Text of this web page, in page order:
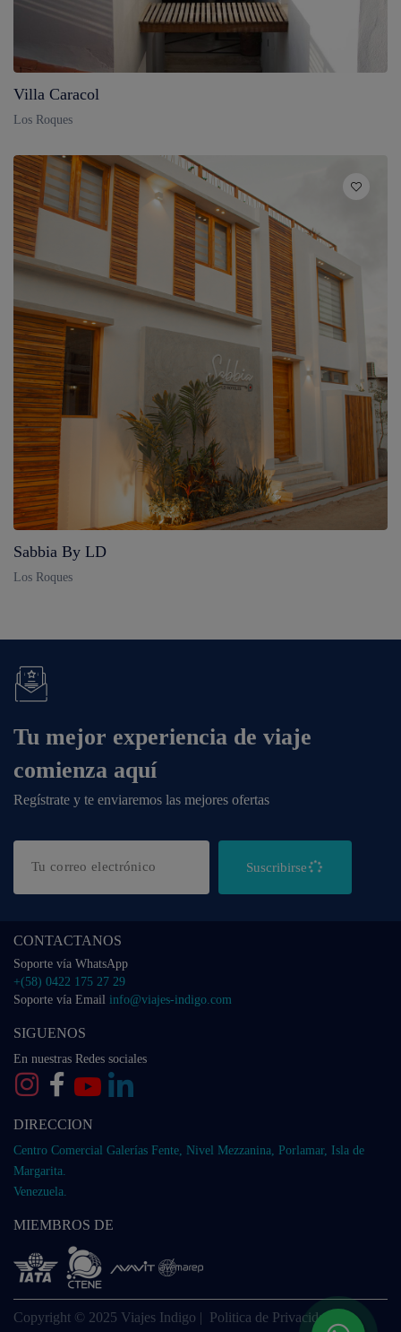
Villa Caracol
Los Roques
Sabbia By LD
Los Roques
Tu mejor experiencia de viaje
comienza aquí
Regístrate y te enviaremos las mejores ofertas
Suscribirse
CONTACTANOS
Soporte vía WhatsApp
+(58) 0422 175 27 29
Soporte vía Email info@viajes-indigo.com
SIGUENOS
En nuestras Redes sociales
DIRECCION
Centro Comercial Galerías Fente, Nivel Mezzanina, Porlamar, Isla de
Margarita.
Venezuela.
MIEMBROS DE
Copyright © 2025 Viajes Indigo | Politica de Privacidad